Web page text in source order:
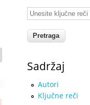
Unesite ključne reči
Sadržaj
Autori
Ključne reči